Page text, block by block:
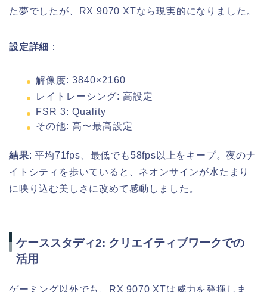
た夢でしたが、RX 9070 XTなら現実的になりました。
設定詳細 ：
解像度: 3840×2160
レイトレーシング: 高設定
FSR 3: Quality
その他: 高〜最高設定
結果: 平均71fps、最低でも58fps以上をキープ。夜のナ
イトシティを歩いていると、ネオンサインが水たまり
に映り込む美しさに改めて感動しました。
ケーススタディ2: クリエイティブワークでの
活用
ゲーミング以外でも、RX 9070 XTは威力を発揮しま